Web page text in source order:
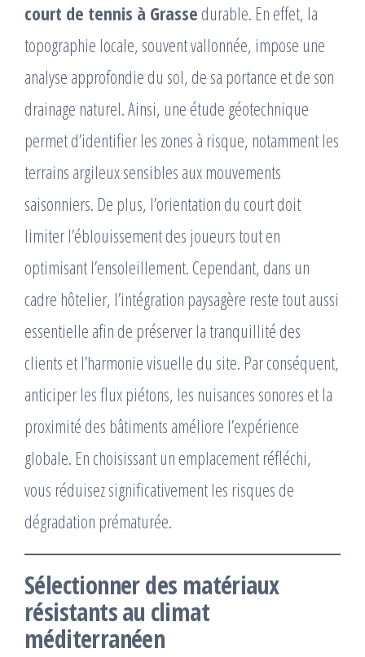
court de tennis à Grasse durable. En effet, la
topographie locale, souvent vallonnée, impose une
analyse approfondie du sol, de sa portance et de son
drainage naturel. Ainsi, une étude géotechnique
permet d’identifier les zones à risque, notamment les
terrains argileux sensibles aux mouvements
saisonniers. De plus, l’orientation du court doit
limiter l’éblouissement des joueurs tout en
optimisant l’ensoleillement. Cependant, dans un
cadre hôtelier, l’intégration paysagère reste tout aussi
essentielle afin de préserver la tranquillité des
clients et l’harmonie visuelle du site. Par conséquent,
anticiper les flux piétons, les nuisances sonores et la
proximité des bâtiments améliore l’expérience
globale. En choisissant un emplacement réfléchi,
vous réduisez significativement les risques de
dégradation prématurée.
Sélectionner des matériaux
résistants au climat
méditerranéen